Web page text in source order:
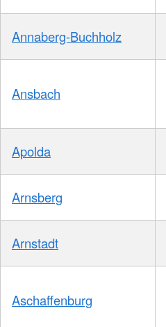
Annaberg-Buchholz
Ansbach
Apolda
Arnsberg
Arnstadt
Aschaffenburg